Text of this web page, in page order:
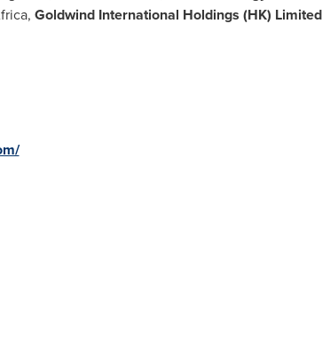
Goldwind International Holdings (HK) Limited